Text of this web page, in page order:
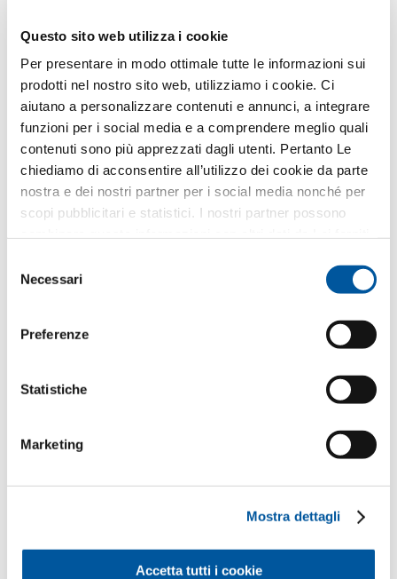
Questo sito web utilizza i cookie
Per presentare in modo ottimale tutte le informazioni sui
prodotti nel nostro sito web, utilizziamo i cookie. Ci
aiutano a personalizzare contenuti e annunci, a integrare
funzioni per i social media e a comprendere meglio quali
contenuti sono più apprezzati dagli utenti. Pertanto Le
chiediamo di acconsentire all’utilizzo dei cookie da parte
nostra e dei nostri partner per i social media nonché per
scopi pubblicitari e statistici. I nostri partner possono
delNecessari
Preferenze
Statistiche
Marketing
Mostra dettagli
Accetta tutti i cookie
Come utilizziamo i Suoi dati?
Finstral utilizza i Suoi dati solo per elaborare la Sua
richiesta – e non per l’invio di eventuali materiali
pubblicitari non desiderati. Inoltriamo i Suoi dati al
rivenditore partner selezionato esclusivamente a
questo scopo. Tutti i dettagli sul trattamento dei dati
Quale argomento Le interessa?
Finestre
Nuova costruzione